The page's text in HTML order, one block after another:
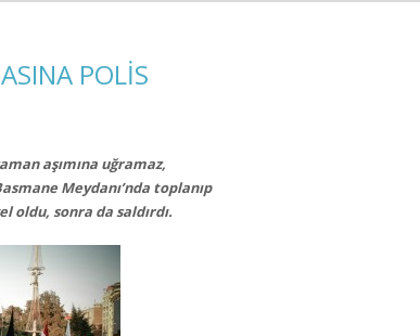
POLİS
aşımına uğramaz,
Meydanı’nda toplanıp
oldu, sonra da saldırdı.